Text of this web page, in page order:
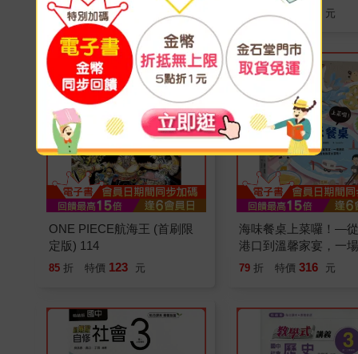
贈插圖手札）
79 折 特價 316 折 特價 元
ONE PIECE航海王 (首刷限
定版) 114
85 折 特價 123 元
海味餐桌上菜囉！—
港口到溫馨家宴，一
海洋與土地的食魚教
79 折 特價 316 元